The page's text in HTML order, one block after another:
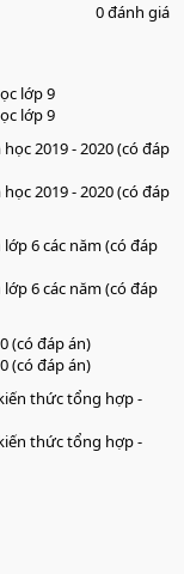
0 đánh giá
lớp 9
lớp 9
2019 - 2020 (có đáp
2019 - 2020 (có đáp
6 các năm (có đáp
6 các năm (có đáp
(có đáp án)
(có đáp án)
thức tổng hợp -
thức tổng hợp -